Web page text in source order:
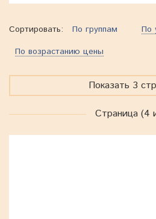
Сортировать: По группам
По
По возрастанию цены
Показать 3
Страница (4